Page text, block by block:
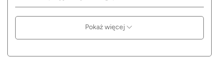
Pokaż więcej